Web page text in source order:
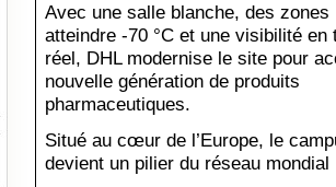
Avec une salle blanche, des zones
atteindre -70 °C et une visibilité en
réel, DHL modernise le site pour
nouvelle génération de produits
pharmaceutiques.
Situé au cœur de l’Europe, le
devient un pilier du réseau